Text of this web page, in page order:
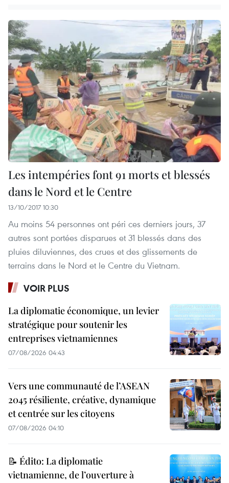
Les intempéries font 91 morts et blessés
dans le Nord et le Centre
13/10/2017 10:30
Au moins 54 personnes ont péri ces derniers jours, 37
autres sont portées disparues et 31 blessés dans des
pluies diluviennes, des crues et des glissements de
terrains dans le Nord et le Centre du Vietnam.
VOIR PLUS
La diplomatie économique, un levier
stratégique pour soutenir les
entreprises vietnamiennes
07/08/2026 04:43
Vers une communauté de l’ASEAN
2045 résiliente, créative, dynamique
et centrée sur les citoyens
07/08/2026 04:10
📝 Édito: La diplomatie
vietnamienne, de l’ouverture à